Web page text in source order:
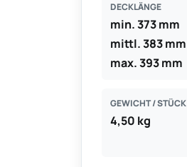
DECKLÄNGE
min. 373 mm
mittl. 383 mm
max. 393 mm
GEWICHT / STÜCK
4,50 kg